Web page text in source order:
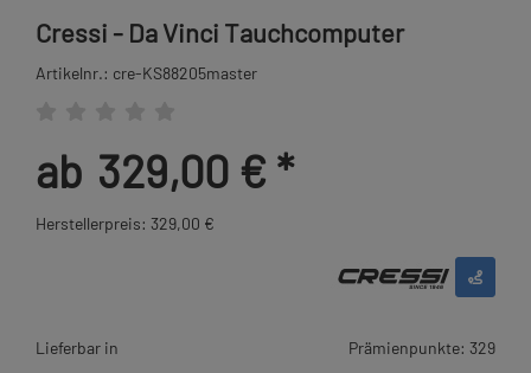
Cressi - Da Vinci Tauchcomputer
Artikelnr.: cre-KS88205master
ab 329,00 € *
Herstellerpreis: 329,00 €
Lieferbar in Prämienpunkte: 329